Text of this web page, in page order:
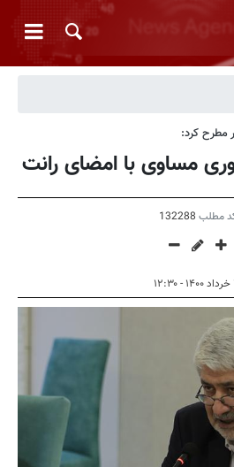
مطرح کرد:
مساوی با امضای رانت
مطلب 132288